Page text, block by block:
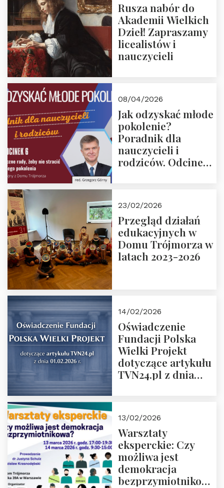
Rusza nabór do
Akademii Wielkich
Dzieł! Zapraszamy
licealistów i
nauczycieli
08/04/2026
Jak odzyskać młode
pokolenie?
Poradnik dla
nauczycieli i
rodziców. Odcinek
Rozmawiają red.
Grzegorz Górny i
prof. Michał
Łuczewski
23/02/2026
Przegląd działań
edukacyjnych w
Domu Trójmorza w
latach 2023-2026
14/02/2026
Oświadczenie
Fundacji Polska
Wielki Projekt
dotyczące artykułu
TVN24.pl z dnia
13/02/2026
Warsztaty
eksperckie: Czy
możliwa jest
demokracja
bezprzymiotnikowa?